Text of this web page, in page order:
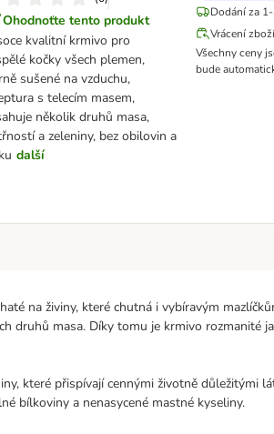
Ohodnoťte tento produkt
kvalitní krmivo pro
kočky všech plemen,
sušené na vzduchu,
s telecím masem,
několik druhů masa,
a zeleniny, bez obilovin a
další
Dodání za
Vrácení zboží
Všechny ceny
bude
na živiny, které chutná i vybíravým
druhů masa. Díky tomu je krmivo rozmanité
které přispívají cennými životně důležitými
bílkoviny a nenasycené mastné kyseliny.​​​​​​